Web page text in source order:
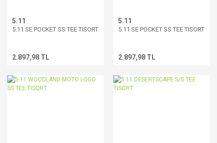
5.11
5.11 SE POCKET SS TEE TISORT
2.897,98 TL
5.11
5.11 SE POCKET SS TEE TISORT
2.897,98 TL